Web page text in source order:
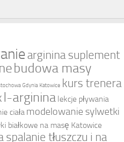
arginina suplement
budowa masy
Gdynia Katowice kurs trenera
l-arginina lekcje pływania
ciała modelowanie sylwetki
białkowe na masę Katowice
tłuszczu i na